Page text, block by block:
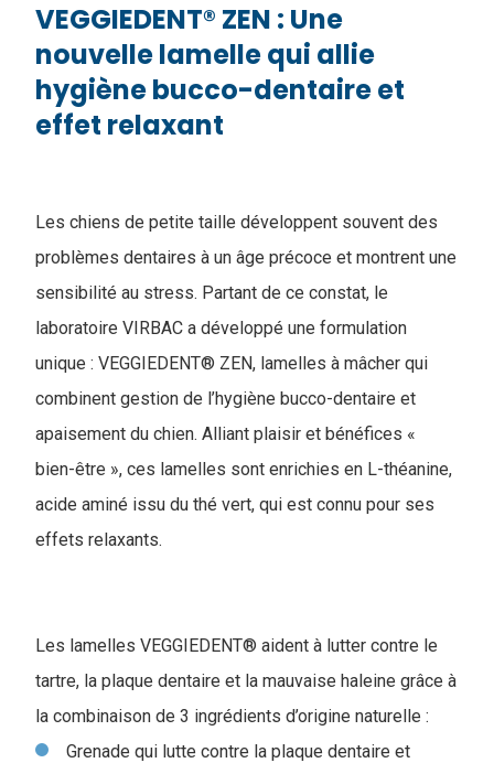
VEGGIEDENT® ZEN : Une
nouvelle lamelle qui allie
hygiène bucco-dentaire et
effet relaxant
Les chiens de petite taille développent souvent des
problèmes dentaires à un âge précoce et montrent une
sensibilité au stress. Partant de ce constat, le
laboratoire VIRBAC a développé une formulation
unique : VEGGIEDENT® ZEN, lamelles à mâcher qui
combinent gestion de l’hygiène bucco-dentaire et
apaisement du chien. Alliant plaisir et bénéfices «
bien-être », ces lamelles sont enrichies en L-théanine,
acide aminé issu du thé vert, qui est connu pour ses
effets relaxants.
Les lamelles VEGGIEDENT® aident à lutter contre le
tartre, la plaque dentaire et la mauvaise haleine grâce à
la combinaison de 3 ingrédients d’origine naturelle :
Grenade qui lutte contre la plaque dentaire et